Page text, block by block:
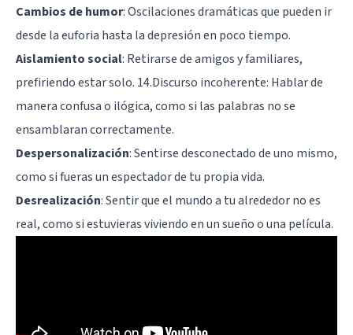
Cambios de humor: Oscilaciones dramáticas que pueden ir
desde la euforia hasta la depresión en poco tiempo.
Aislamiento social: Retirarse de amigos y familiares,
prefiriendo estar solo. 14.Discurso incoherente: Hablar de
manera confusa o ilógica, como si las palabras no se
ensamblaran correctamente.
Despersonalización: Sentirse desconectado de uno mismo,
como si fueras un espectador de tu propia vida.
Desrealización: Sentir que el mundo a tu alrededor no es
real, como si estuvieras viviendo en un sueño o una película.